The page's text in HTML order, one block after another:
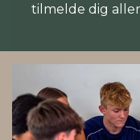
tilmelde dig